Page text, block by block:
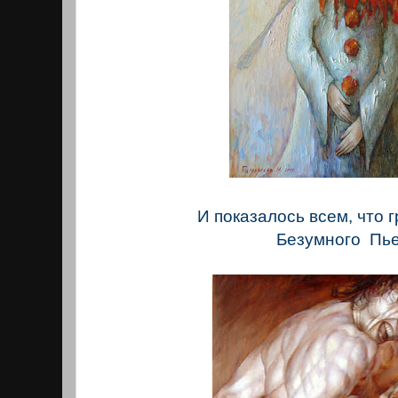
И показалось всем, что
Безумного